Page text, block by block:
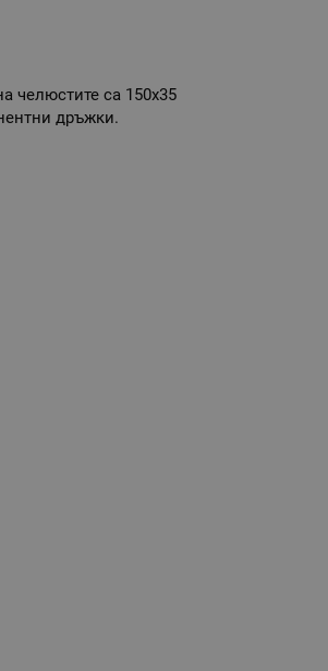
челюстите са 150х35
дръжки.